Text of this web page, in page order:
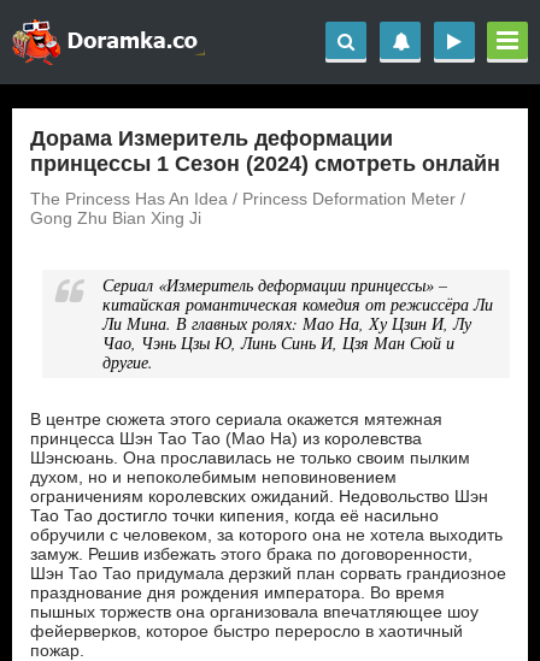
Дорама Измеритель деформации
принцессы 1 Сезон (2024) смотреть онлайн
The Princess Has An Idea / Princess Deformation Meter /
Gong Zhu Bian Xing Ji
Сериал «Измеритель деформации принцессы» –
китайская романтическая комедия от режиссёра Ли
Ли Мина. В главных ролях: Мао На, Ху Цзин И, Лу
Чао, Чэнь Цзы Ю, Линь Синь И, Цзя Ман Сюй и
другие.
В центре сюжета этого сериала окажется мятежная
принцесса Шэн Тао Тао (Мао На) из королевства
Шэнсюань. Она прославилась не только своим пылким
духом, но и непоколебимым неповиновением
ограничениям королевских ожиданий. Недовольство Шэн
Тао Тао достигло точки кипения, когда её насильно
обручили с человеком, за которого она не хотела выходить
замуж. Решив избежать этого брака по договоренности,
Шэн Тао Тао придумала дерзкий план сорвать грандиозное
празднование дня рождения императора. Во время
пышных торжеств она организовала впечатляющее шоу
фейерверков, которое быстро переросло в хаотичный
пожар.